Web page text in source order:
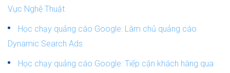
Vực Nghệ Thuật
Học chạy quảng cáo Google: Làm chủ quảng cáo
Dynamic Search Ads
Học chạy quảng cáo Google: Tiếp cận khách hàng qua